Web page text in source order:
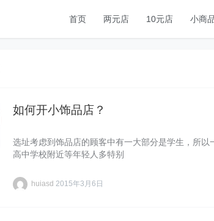
首页 两元店 10元店 小商
如何开小饰品店？
选址考虑到饰品店的顾客中有一大部分是学生，所
高中学校附近等年轻人多特别
huiasd 2015年3月6日